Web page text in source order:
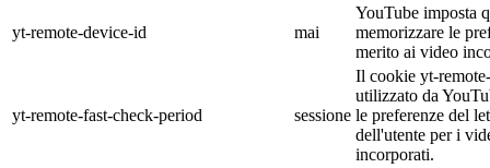
yt-remote-device-id mai
YouTube imposta
memorizzare le
merito ai video
yt-remote-fast-check-period sessione
Il cookie yt-
utilizzato da
le preferenze del
dell'utente per i
incorporati.